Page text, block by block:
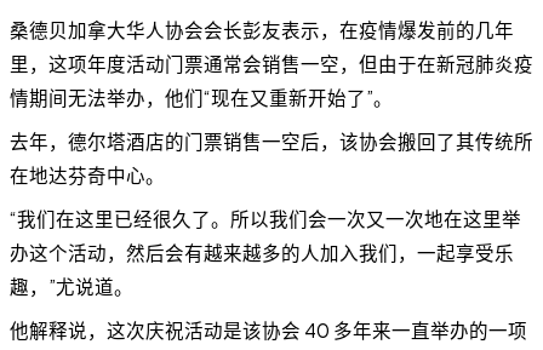
桑德贝加拿大华人协会会长彭友表示，在疫情爆发前的几年
里，这项年度活动门票通常会销售一空，但由于在新冠肺炎疫
情期间无法举办，他们“现在又重新开始了”。
去年，德尔塔酒店的门票销售一空后，该协会搬回了其传统所
在地达芬奇中心。
“我们在这里已经很久了。所以我们会一次又一次地在这里举
办这个活动，然后会有越来越多的人加入我们，一起享受乐
趣，”尤说道。
他解释说，这次庆祝活动是该协会 40 多年来一直举办的一项